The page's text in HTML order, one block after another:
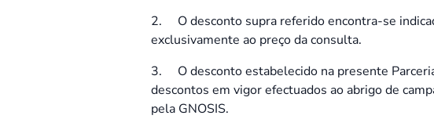
2. O desconto supra referido encontra-se
exclusivamente ao preço da consulta.
3. O desconto estabelecido na presente
descontos em vigor efectuados ao abrigo de
pela GNOSIS.